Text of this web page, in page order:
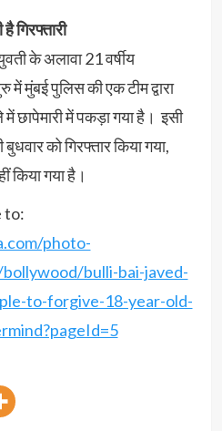
गिरफ्तारी
के अलावा 21 वर्षीय
में मुंबई पुलिस की एक टीम द्वारा
में छापेमारी में पकड़ा गया है। इसी
को गिरफ्तार किया गया,
किया गया है।
to:
photo-
bulli-bai-javed-
to-forgive-18-year-old-